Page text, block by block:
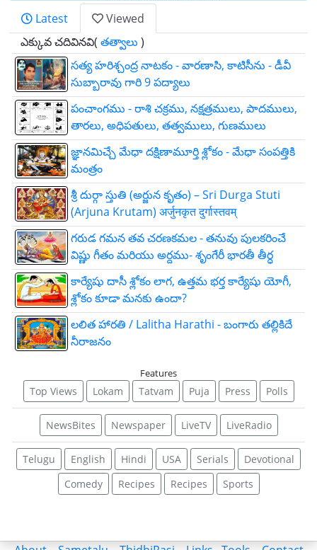
Latest
Viewed
ఎక్కువ చదివినవి( తత్వాలు )
సత్య హరిశ్చంద్ర నాటకం - వారణాసి, కాటిసీను - డీవీ
సుబ్బారావు గారి 9 పద్యాలు
పంచాంగము - రాశి చక్రము, నక్షత్రములు, పాదములు,
తారలు, అధిపతులు, తత్వములు, గుణములు
జ్ఞాన‌మిచ్చే మేధా ద‌క్షిణామూర్తి శ్లోకం - మేధా సంపత్తికి
మంత్రం
శ్రీ దుర్గా స్తుతి (అర్జున కృతం) – Sri Durga Stuti
(Arjuna Krutam) अर्जुनकृत दुर्गास्तवम्
గరుడ గమన తవ చరణకమల - తనువు పులకరించే
విష్ణు గీతం మరియు అర్దము- శృంగేరీ భారతీ తీర్ధ
కార్యేషు దాసీ శ్లోకం లాగ, ఉత్తమ భర్త కార్యేషు యోగీ,
శ్లోకం కూడా మనకు ఉందా?
లలిత హారతి / Lalitha Harathi - బంగారు తల్లికిదే
నీరాజనం
Features
Top Views Lokam Tatvam Puja Press Polls
NewsBites Newspaper LiveTV LiveRadio
Telugu English Hindi USA Serials
Devotional
Comedy
Recipes Recipes Sports